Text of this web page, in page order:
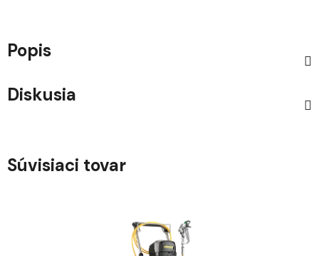
Popis
Diskusia
Súvisiaci tovar